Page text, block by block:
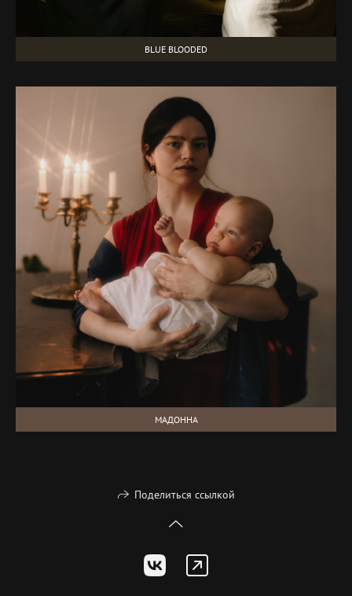
BLUE BLOODED
МАДОННА
Поделиться ссылкой